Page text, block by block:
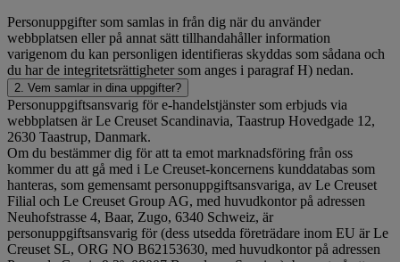
Personuppgifter som samlas in från dig när du använder
webbplatsen eller på annat sätt tillhandahåller information
varigenom du kan personligen identifieras skyddas som sådana och
du har de integritetsrättigheter som anges i paragraf H) nedan.
2. Vem samlar in dina uppgifter?
Personuppgiftsansvarig för e-handelstjänster som erbjuds via
webbplatsen är Le Creuset Scandinavia, Taastrup Hovedgade 12,
2630 Taastrup, Danmark.
Om du bestämmer dig för att ta emot marknadsföring från oss
kommer du att gå med i Le Creuset-koncernens kunddatabas som
hanteras, som gemensamt personuppgiftsansvariga, av Le Creuset
Filial och Le Creuset Group AG, med huvudkontor på adressen
Neuhofstrasse 4, Baar, Zugo, 6340 Schweiz, är
personuppgiftsansvarig för (dess utsedda företrädare inom EU är Le
Creuset SL, ORG NO B62153630, med huvudkontor på adressen